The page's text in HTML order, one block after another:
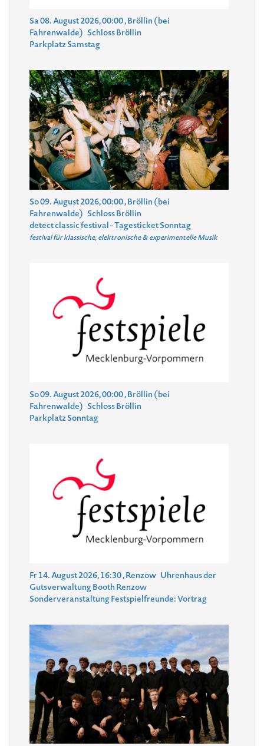
Sa 08. August 2026, 00:00, Bröllin (bei
Fahrenwalde) Schloss Bröllin
Parkplatz Samstag
So 09. August 2026, 00:00, Bröllin (bei
Fahrenwalde) Schloss Bröllin
detect classic festival - Tagesticket Sonntag
festival für klassische, elektronische & experimentelle Musik
So 09. August 2026, 00:00, Bröllin (bei
Fahrenwalde) Schloss Bröllin
Parkplatz Sonntag
Fr 14. August 2026, 16:30, Renzow Uhrenhaus der
Gutsverwaltung Booth Renzow
Sonderveranstaltung Festspielfreunde: Vortrag